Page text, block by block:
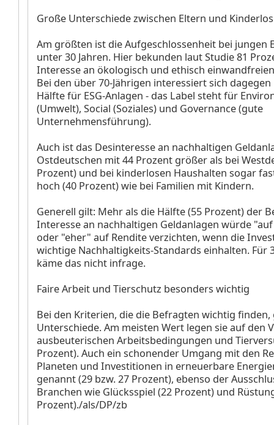
Große Unterschiede zwischen Eltern und
Am größten ist die Aufgeschlossenheit bei jungen
unter 30 Jahren. Hier bekunden laut Studie 81
Interesse an ökologisch und ethisch
Bei den über 70-Jährigen interessiert sich
Hälfte für ESG-Anlagen - das Label steht für
(Umwelt), Social (Soziales) und Governance (gute
Unternehmensführung).
Auch ist das Desinteresse an nachhaltigen
Ostdeutschen mit 44 Prozent größer als bei
Prozent) und bei kinderlosen Haushalten sogar
hoch (40 Prozent) wie bei Familien mit Kindern.
Generell gilt: Mehr als die Hälfte (55 Prozent) der
Interesse an nachhaltigen Geldanlagen würde
oder "eher" auf Rendite verzichten, wenn die
wichtige Nachhaltigkeits-Standards einhalten. Für
käme das nicht infrage.
Faire Arbeit und Tierschutz besonders wichtig
Bei den Kriterien, die die Befragten wichtig
Unterschiede. Am meisten Wert legen sie auf den
ausbeuterischen Arbeitsbedingungen und
Prozent). Auch ein schonender Umgang mit den
Planeten und Investitionen in erneuerbare
genannt (29 bzw. 27 Prozent), ebenso der
Branchen wie Glücksspiel (22 Prozent) und
Prozent)./als/DP/zb